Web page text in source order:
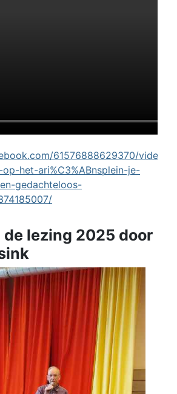
61576888629370/videos/
het-ari%C3%ABnsplein-je-
gedachteloos-
de lezing 2025 door